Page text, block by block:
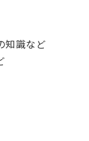
知識など